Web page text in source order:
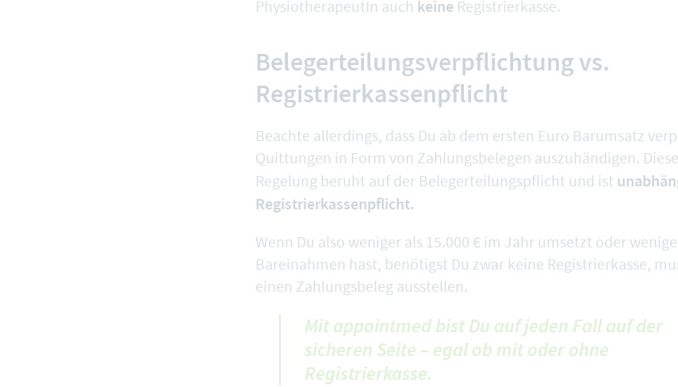
PhysiotherapeutIn auch keine Registrierkasse.
Belegerteilungsverpflichtung vs.
Registrierkassenpflicht
Beachte allerdings, dass Du ab dem ersten Euro Barumsatz
Quittungen in Form von Zahlungsbelegen auszuhändigen.
Regelung beruht auf der Belegerteilungspflicht und ist
Registrierkassenpflicht.
Wenn Du also weniger als 15.000 € im Jahr umsetzt oder
Bareinahmen hast, benötigst Du zwar keine Registrierkasse,
einen Zahlungsbeleg ausstellen.
Mit appointmed bist Du auf jeden Fall auf der
sicheren Seite – egal ob mit oder ohne
Registrierkasse.